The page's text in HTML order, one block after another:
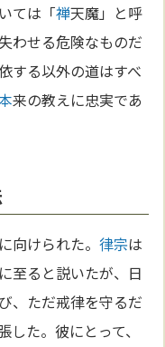
ては「禅天魔」と呼
わせる危険なものだ
する以外の道はすべ
来の教えに忠実であ
に向けられた。律宗は
に至ると説いたが、日
、ただ戒律を守るだ
た。彼にとって、